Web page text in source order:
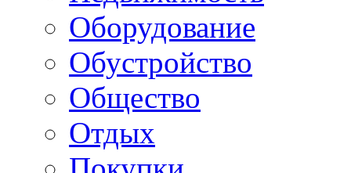
Оборудование
Обустройство
Общество
Отдых